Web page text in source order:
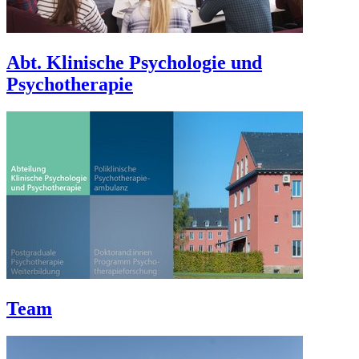
Abt. Klinische Psychologie und
Psychotherapie
Team